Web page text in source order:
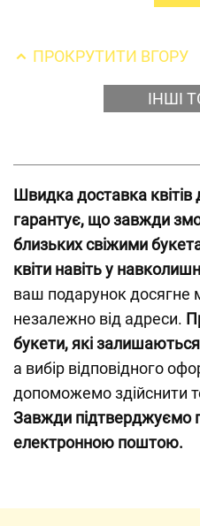
ПРОКРУТИТИ ВГОРУ
ІНШІ
Швидка доставка квітів
гарантує, що завжди
близьких свіжими
квіти навіть у
ваш подарунок досягне
незалежно від адреси.
букети, які
а вибір відповідного
допоможемо здійснити
Завжди підтверджуємо
електронною поштою.